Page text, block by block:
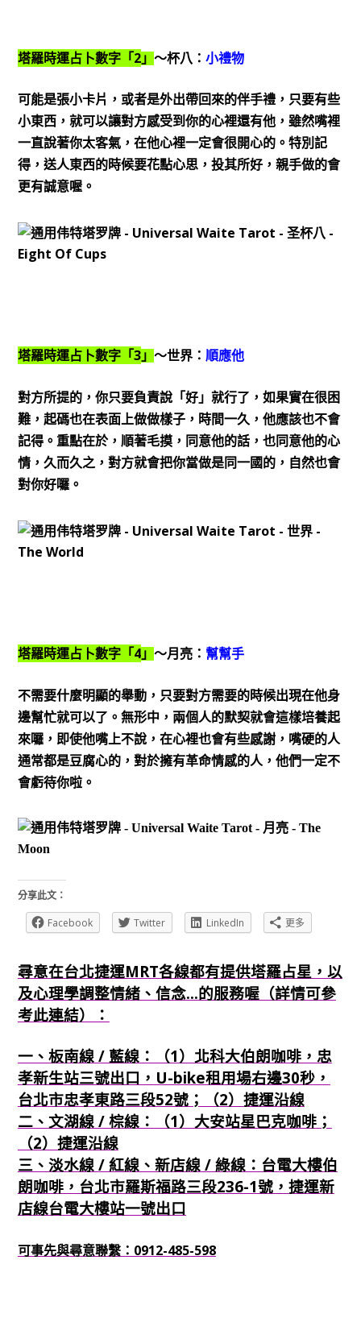
塔羅時運占卜數字「2」 ～杯八： 小禮物
可能是張小卡片，或者是外出帶回來的伴手禮，只要有些
小東西，就可以讓對方感受到你的心裡還有他，雖然嘴裡
一直說著你太客氣，在他心裡一定會很開心的。特別記
得，送人東西的時候要花點心思，投其所好，親手做的會
更有誠意喔。
塔羅時運占卜數字「3」 ～世界： 順應他
對方所提的，你只要負責說「好」就行了，如果實在很困
難，起碼也在表面上做做樣子，時間一久，他應該也不會
記得。重點在於，順著毛摸，同意他的話，也同意他的心
情，久而久之，對方就會把你當做是同一國的，自然也會
對你好囉。
塔羅時運占卜數字「4」 ～月亮： 幫幫手
不需要什麼明顯的舉動，只要對方需要的時候出現在他身
邊幫忙就可以了。無形中，兩個人的默契就會這樣培養起
來囉，即使他嘴上不說，在心裡也會有些感謝，嘴硬的人
通常都是豆腐心的，對於擁有革命情感的人，他們一定不
會虧待你啦。
分享此文：
Facebook
Twitter LinkedIn 更多
尋意在台北捷運MRT各線都有提供塔羅占星，以
及心理學調整情緒、信念...的服務喔（詳情可參
考此連結）：
一、板南線 / 藍線：（1）北科大伯朗咖啡，忠
孝新生站三號出口，U-bike租用場右邊30秒，
台北市忠孝東路三段52號；（2）捷運沿線
二、文湖線 / 棕線：（1）大安站星巴克咖啡；
（2）捷運沿線
三、淡水線 / 紅線、新店線 / 綠線：台電大樓伯
朗咖啡，台北市羅斯福路三段236-1號，捷運新
店線台電大樓站一號出口
可事先與尋意聯繫：0912-485-598